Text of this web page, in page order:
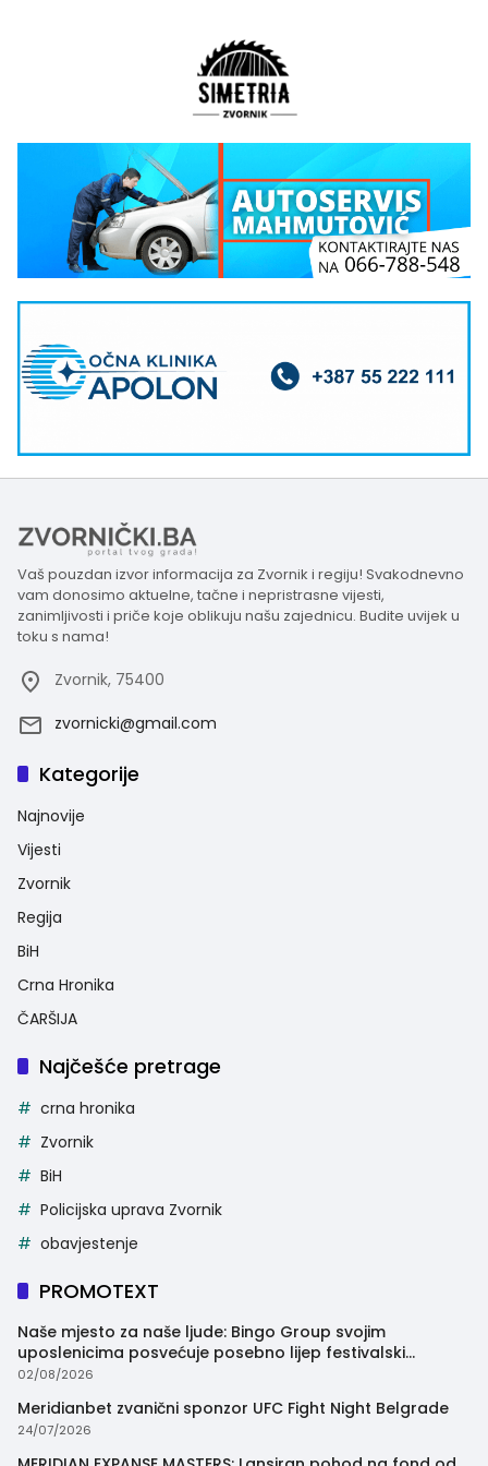
Vaš pouzdan izvor informacija za Zvornik i regiju! Svakodnevno
vam donosimo aktuelne, tačne i nepristrasne vijesti,
zanimljivosti i priče koje oblikuju našu zajednicu. Budite uvijek u
toku s nama!
Zvornik, 75400
zvornicki@gmail.com
Kategorije
Najnovije
Vijesti
Zvornik
Regija
BiH
Crna Hronika
ČARŠIJA
Najčešće pretrage
crna hronika
Zvornik
BiH
Policijska uprava Zvornik
obavjestenje
PROMOTEXT
Naše mjesto za naše ljude: Bingo Group svojim
uposlenicima posvećuje posebno lijep festivalski
trenutak
02/08/2026
Meridianbet zvanični sponzor UFC Fight Night Belgrade
24/07/2026